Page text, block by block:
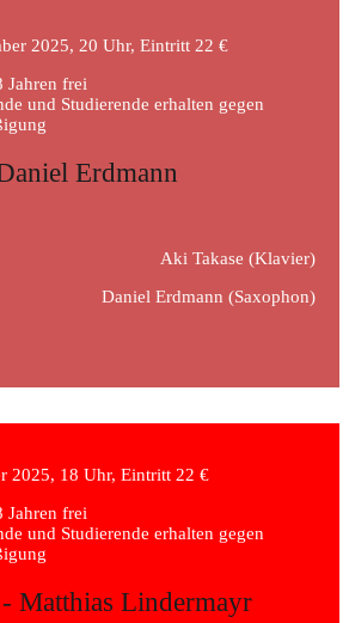
2025, 20 Uhr, Eintritt 22 €
Jahren frei
und Studierende erhalten gegen
Erdmann
Aki Takase (Klavier)
Daniel Erdmann (Saxophon)
2025, 18 Uhr, Eintritt 22 €
Jahren frei
und Studierende erhalten gegen
Matthias Lindermayr